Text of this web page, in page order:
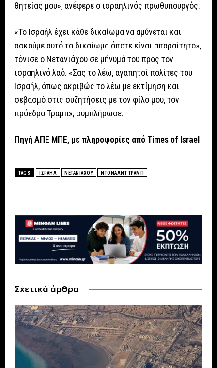
θητείας μου», ανέφερε ο ισραηλινός πρωθυπουργός.
«Το Ισραήλ έχει κάθε δικαίωμα να αμύνεται και
ασκούμε αυτό το δικαίωμα όποτε είναι απαραίτητο»,
τόνισε ο Νετανιάχου σε μήνυμά του προς τον
ισραηλινό λαό. «Σας το λέω, αγαπητοί πολίτες του
Ισραήλ, όπως ακριβώς το λέω με εκτίμηση και
σεβασμό στις συζητήσεις με τον φίλο μου, τον
πρόεδρο Τραμπ», συμπλήρωσε.
Πηγή ΑΠΕ ΜΠΕ, με πληροφορίες από Times of Israel
TAGS ΙΣΡΑΗΛ ΝΕΤΑΝΙΑΧΟΥ ΝΤΟΝΑΛΝΤ ΤΡΑΜΠ
Σχετικά άρθρα